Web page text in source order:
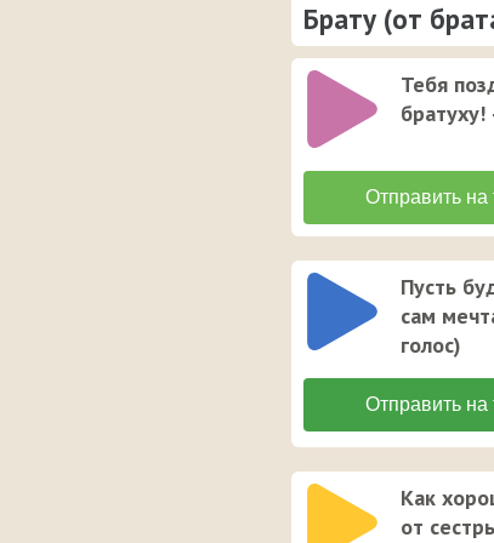
Брату (от
Тебя
Пусть
сам
голос)
Как
от